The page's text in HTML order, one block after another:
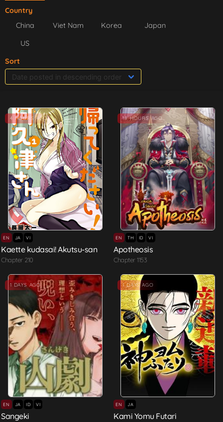
Country
China
Viet Nam Korea
Japan
US
Sort
4 HOURS AGO
EN JA VI
Kaette kudasai! Akutsu-san
Chapter 210
18 HOURS AGO
EN TH ID VI
Apotheosis
Chapter 1153
1 DAYS AGO
EN JA ID VI
Sangeki
1 DAYS AGO
EN JA
Kami Yomu Futari